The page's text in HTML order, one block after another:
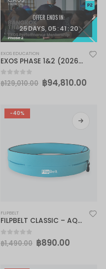
OFFER ENDS IN:
25DAYS 05 : 41:18
EXOS EDUCATION
EXOS PHASE 1&2 (2026) – Bangkok Thailand (Dec 4-7), (Dec 9-12)
0out of 5
฿129,010.00 ฿94,810.00
-40%
FLIPBELT
FILPBELT CLASSIC – AQUA
0out of 5
฿1,490.00 ฿890.00